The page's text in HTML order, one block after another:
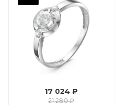
17 024 ₽
21 280 ₽
Вес драгметалла
Марка (бренд)
Дельта
Фианит
Цвет золота